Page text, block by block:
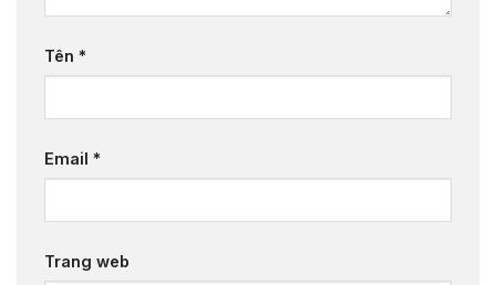
Tên *
Email *
Trang web